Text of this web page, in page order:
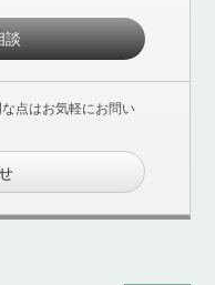
談
点はお気軽にお問い